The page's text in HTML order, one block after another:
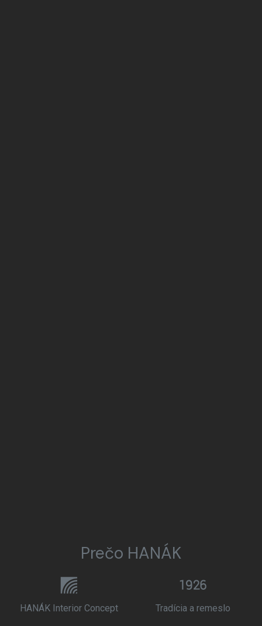
Prečo HANÁK
HANÁK Interior Concept Tradícia a remeslo